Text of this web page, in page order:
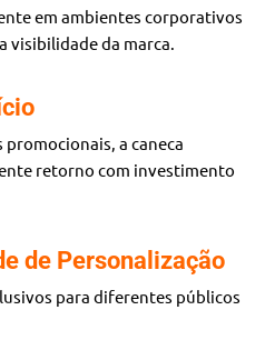
em ambientes corporativos
visibilidade da marca.
a caneca
retorno com investimento
de Personalização
para diferentes públicos